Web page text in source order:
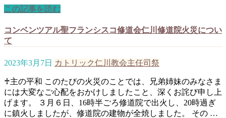
この記事を読む
コンベンツアル聖フランシスコ修道会仁川修道院火災につい
て
2023年3月7日 カトリック仁川教会主任司祭
♰主の平和 このたびの火災のことでは、兄弟姉妹のみなさま
には大変なご心配をおかけしましたこと、深くお詫び申し上
げます。 ３月６日、16時半ごろ修道院で出火し、20時過ぎ
に鎮火しましたが、修道院の建物が全焼しました。 その …